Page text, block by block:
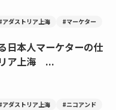
アダストリア上海
#マーケター
日本人マーケターの仕
ア上海 ...
アダストリア上海
#ニコアンド